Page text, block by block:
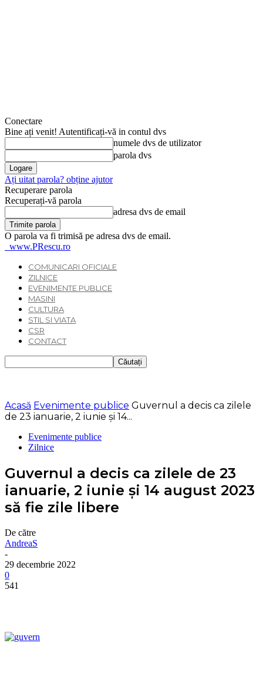
Conectare
Bine ați venit! Autentificați-vă in contul dvs
numele dvs de utilizator
parola dvs
Ați uitat parola? obține ajutor
Recuperare parola
Recuperați-vă parola
adresa dvs de email
O parola va fi trimisă pe adresa dvs de email.
www.PRescu.ro
COMUNICARI OFICIALE
ZILNICE
EVENIMENTE PUBLICE
MASINI
CULTURA
STIL SI VIATA
CSR
CONTACT
Acasă Evenimente publice Guvernul a decis ca zilele
de 23 ianuarie, 2 iunie şi 14...
Evenimente publice
Zilnice
Guvernul a decis ca zilele de 23
ianuarie, 2 iunie şi 14 august 2023
să fie zile libere
De către
AndreaS
-
29 decembrie 2022
0
541